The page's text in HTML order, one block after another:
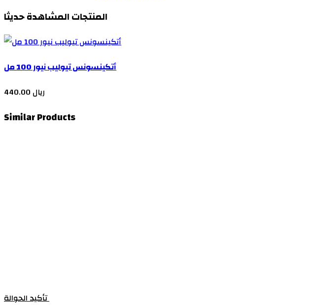
المنتجات المشاهدة حديثا
أتكينسونس تيوليب نيور 100 مل
440.00 ريال
Similar Products
تأكيد الحوالة